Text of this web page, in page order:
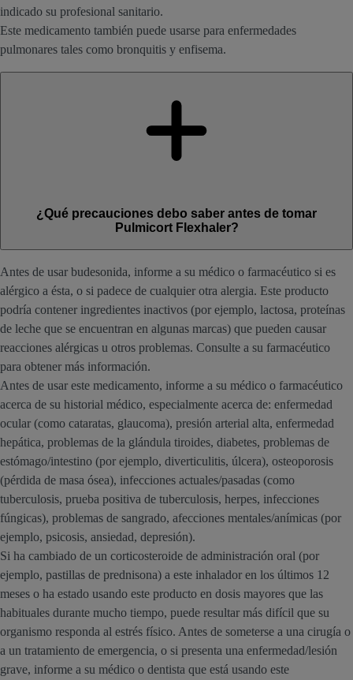
indicado su profesional sanitario.
Este medicamento también puede usarse para enfermedades
pulmonares tales como bronquitis y enfisema.
¿Qué precauciones debo saber antes de tomar
Pulmicort Flexhaler?
Antes de usar budesonida, informe a su médico o farmacéutico si es
alérgico a ésta, o si padece de cualquier otra alergia. Este producto
podría contener ingredientes inactivos (por ejemplo, lactosa, proteínas
de leche que se encuentran en algunas marcas) que pueden causar
reacciones alérgicas u otros problemas. Consulte a su farmacéutico
para obtener más información.
Antes de usar este medicamento, informe a su médico o farmacéutico
acerca de su historial médico, especialmente acerca de: enfermedad
ocular (como cataratas, glaucoma), presión arterial alta, enfermedad
hepática, problemas de la glándula tiroides, diabetes, problemas de
estómago/intestino (por ejemplo, diverticulitis, úlcera), osteoporosis
(pérdida de masa ósea), infecciones actuales/pasadas (como
tuberculosis, prueba positiva de tuberculosis, herpes, infecciones
fúngicas), problemas de sangrado, afecciones mentales/anímicas (por
ejemplo, psicosis, ansiedad, depresión).
Si ha cambiado de un corticosteroide de administración oral (por
ejemplo, pastillas de prednisona) a este inhalador en los últimos 12
meses o ha estado usando este producto en dosis mayores que las
habituales durante mucho tiempo, puede resultar más difícil que su
organismo responda al estrés físico. Antes de someterse a una cirugía o
a un tratamiento de emergencia, o si presenta una enfermedad/lesión
grave, informe a su médico o dentista que está usando este